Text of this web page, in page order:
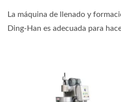
La máquina de llenado y
Ding-Han es adecuada para